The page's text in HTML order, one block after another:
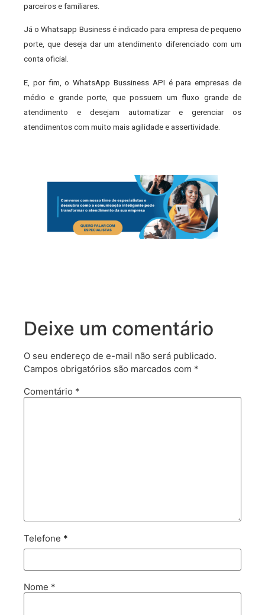
parceiros e familiares.
Já o Whatsapp Business é indicado para empresa de pequeno
porte, que deseja dar um atendimento diferenciado com um
conta oficial.
E, por fim, o WhatsApp Bussiness API é para empresas de
médio e grande porte, que possuem um fluxo grande de
atendimento e desejam automatizar e gerenciar os
atendimentos com muito mais agilidade e assertividade.
Deixe um comentário
O seu endereço de e-mail não será publicado.
Campos obrigatórios são marcados com *
Comentário *
Telefone *
Nome *